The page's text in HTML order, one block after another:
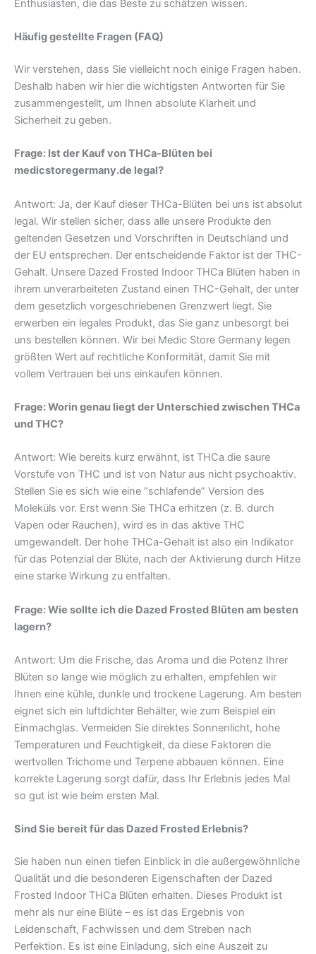
Enthusiasten, die das Beste zu schätzen wissen.
Häufig gestellte Fragen (FAQ)
Wir verstehen, dass Sie vielleicht noch einige Fragen haben.
Deshalb haben wir hier die wichtigsten Antworten für Sie
zusammengestellt, um Ihnen absolute Klarheit und
Sicherheit zu geben.
Frage: Ist der Kauf von THCa-Blüten bei
medicstoregermany.de legal?
Antwort: Ja, der Kauf dieser THCa-Blüten bei uns ist absolut
legal. Wir stellen sicher, dass alle unsere Produkte den
geltenden Gesetzen und Vorschriften in Deutschland und
der EU entsprechen. Der entscheidende Faktor ist der THC-
Gehalt. Unsere Dazed Frosted Indoor THCa Blüten haben in
ihrem unverarbeiteten Zustand einen THC-Gehalt, der unter
dem gesetzlich vorgeschriebenen Grenzwert liegt. Sie
erwerben ein legales Produkt, das Sie ganz unbesorgt bei
uns bestellen können. Wir bei Medic Store Germany legen
größten Wert auf rechtliche Konformität, damit Sie mit
vollem Vertrauen bei uns einkaufen können.
Frage: Worin genau liegt der Unterschied zwischen THCa
und THC?
Antwort: Wie bereits kurz erwähnt, ist THCa die saure
Vorstufe von THC und ist von Natur aus nicht psychoaktiv.
Stellen Sie es sich wie eine “schlafende” Version des
Moleküls vor. Erst wenn Sie THCa erhitzen (z. B. durch
Vapen oder Rauchen), wird es in das aktive THC
umgewandelt. Der hohe THCa-Gehalt ist also ein Indikator
für das Potenzial der Blüte, nach der Aktivierung durch Hitze
eine starke Wirkung zu entfalten.
Frage: Wie sollte ich die Dazed Frosted Blüten am besten
lagern?
Antwort: Um die Frische, das Aroma und die Potenz Ihrer
Blüten so lange wie möglich zu erhalten, empfehlen wir
Ihnen eine kühle, dunkle und trockene Lagerung. Am besten
eignet sich ein luftdichter Behälter, wie zum Beispiel ein
Einmachglas. Vermeiden Sie direktes Sonnenlicht, hohe
Temperaturen und Feuchtigkeit, da diese Faktoren die
wertvollen Trichome und Terpene abbauen können. Eine
korrekte Lagerung sorgt dafür, dass Ihr Erlebnis jedes Mal
so gut ist wie beim ersten Mal.
Sind Sie bereit für das Dazed Frosted Erlebnis?
Sie haben nun einen tiefen Einblick in die außergewöhnliche
Qualität und die besonderen Eigenschaften der Dazed
Frosted Indoor THCa Blüten erhalten. Dieses Produkt ist
mehr als nur eine Blüte – es ist das Ergebnis von
Leidenschaft, Fachwissen und dem Streben nach
Perfektion. Es ist eine Einladung, sich eine Auszeit zu